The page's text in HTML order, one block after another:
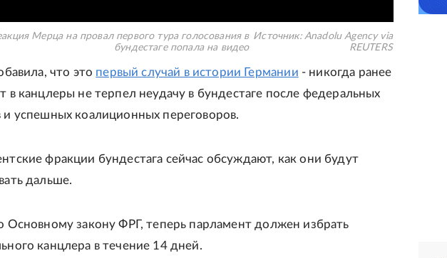
Мерца на провал первого тура голосования в
бундестаге попала на видео
Источник: Anadolu Agency via
REUTERS
что это первый случай в истории Германии - никогда ранее
в канцлеры не терпел неудачу в бундестаге после федеральных
и успешных коалиционных переговоров.
фракции бундестага сейчас обсуждают, как они будут
дальше.
Основному закону ФРГ, теперь парламент должен избрать
канцлера в течение 14 дней.